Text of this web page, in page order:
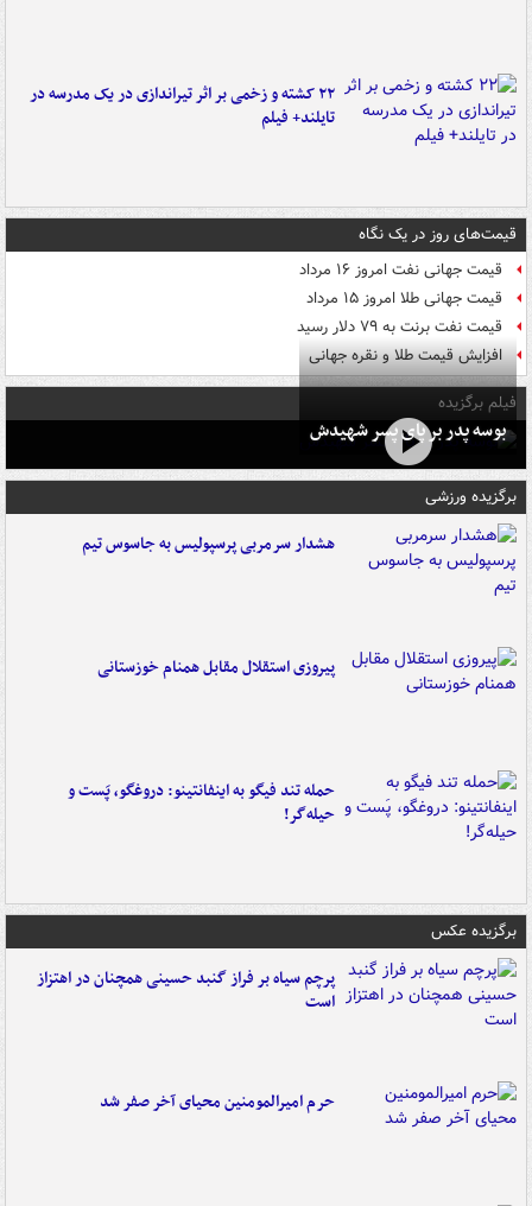
۲۲ کشته و زخمی بر اثر تیراندازی در یک مدرسه در
تایلند+ فیلم
قیمت‌های روز در یک نگاه
قیمت جهانی نفت امروز ۱۶ مرداد
قیمت جهانی طلا امروز ۱۵ مرداد
قیمت نفت برنت به ۷۹ دلار رسید
افزایش قیمت طلا و نقره جهانی
فیلم برگزیده
بوسه‌ پدر بر پای پسر شهیدش
برگزیده ورزشی
هشدار سرمربی پرسپولیس به جاسوس تیم
پیروزی استقلال مقابل همنام خوزستانی
حمله تند فیگو به اینفانتینو: دروغگو، پَست‌ و
حیله‌گر!
برگزیده عکس
پرچم سیاه بر فراز گنبد حسینی همچنان در اهتزاز
است
حرم امیرالمومنین محیای آخر صفر شد